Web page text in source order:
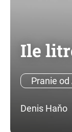
Ile
Pranie od
Denis Haňo